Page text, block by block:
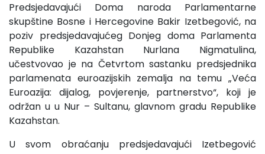
Predsjedavajući Doma naroda Parlamentarne
skupštine Bosne i Hercegovine Bakir Izetbegović, na
poziv predsjedavajućeg Donjeg doma Parlamenta
Republike Kazahstan Nurlana Nigmatulina,
učestvovao je na Četvrtom sastanku predsjednika
parlamenata euroazijskih zemalja na temu „Veća
Euroazija: dijalog, povjerenje, partnerstvo“, koji je
održan u u Nur – Sultanu, glavnom gradu Republike
Kazahstan.
U svom obraćanju predsjedavajući Izetbegović